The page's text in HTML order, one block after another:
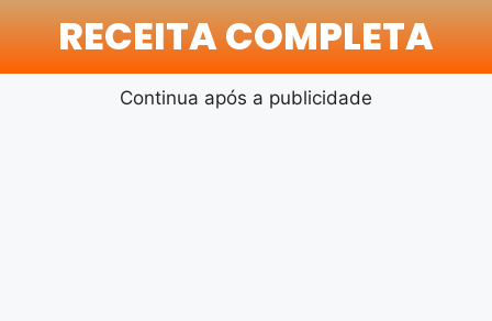
RECEITA COMPLETA
Continua após a publicidade